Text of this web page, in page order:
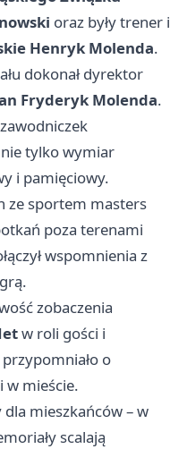
oraz były trener i
Henryk Molenda.
dokonał dyrektor
Fryderyk Molenda.
nie tylko wymiar
i pamięciowy.
ze sportem masters
poza terenami
wspomnienia z
zobaczenia
w roli gości i
o
w mieście.
mieszkańców – w
scalają